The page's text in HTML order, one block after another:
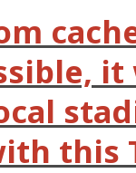
it
this